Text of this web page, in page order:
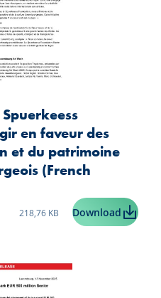
en faveur des
et du patrimoine
(French
Taille du fichier:
218,76 KB Download